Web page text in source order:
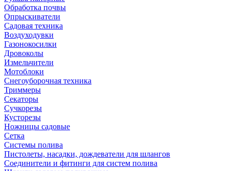
Обработка почвы
Опрыскиватели
Садовая техника
Воздуходувки
Газонокосилки
Дровоколы
Измельчители
Мотоблоки
Снегоуборочная техника
Триммеры
Секаторы
Сучкорезы
Кусторезы
Ножницы садовые
Сетка
Системы полива
Пистолеты, насадки, дождеватели для шлангов
Соединители и фитинги для систем полива